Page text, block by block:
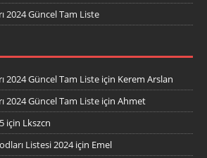
2024 Güncel Tam Liste
2024 Güncel Tam Liste için Kerem Arslan
2024 Güncel Tam Liste için Ahmet
için Lkszcn
Listesi 2024için Emel